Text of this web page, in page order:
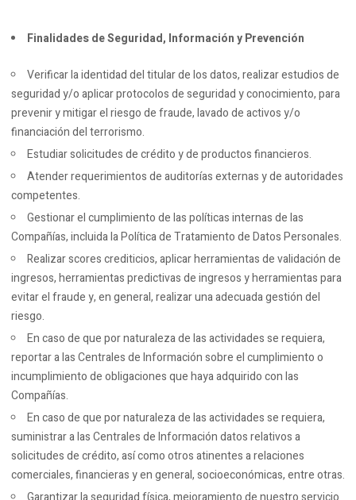
Finalidades de Seguridad, Información y Prevención
Verificar la identidad del titular de los datos, realizar estudios de
seguridad y/o aplicar protocolos de seguridad y conocimiento, para
prevenir y mitigar el riesgo de fraude, lavado de activos y/o
financiación del terrorismo.
Estudiar solicitudes de crédito y de productos financieros.
Atender requerimientos de auditorías externas y de autoridades
competentes.
Gestionar el cumplimiento de las políticas internas de las
Compañías, incluida la Política de Tratamiento de Datos Personales.
Realizar scores crediticios, aplicar herramientas de validación de
ingresos, herramientas predictivas de ingresos y herramientas para
evitar el fraude y, en general, realizar una adecuada gestión del
riesgo.
En caso de que por naturaleza de las actividades se requiera,
reportar a las Centrales de Información sobre el cumplimiento o
incumplimiento de obligaciones que haya adquirido con las
Compañías.
En caso de que por naturaleza de las actividades se requiera,
suministrar a las Centrales de Información datos relativos a
solicitudes de crédito, así como otros atinentes a relaciones
comerciales, financieras y en general, socioeconómicas, entre otras.